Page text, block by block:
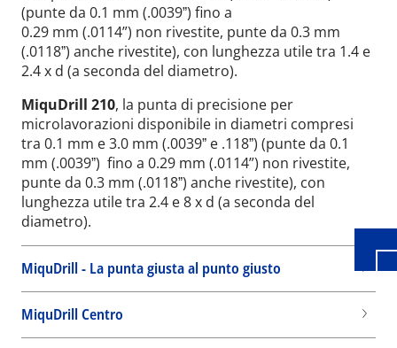
(punte da 0.1 mm (.0039ˮ) fino a
0.29 mm (.0114”) non rivestite, punte da 0.3 mm
(.0118ˮ) anche rivestite), con lunghezza utile tra 1.4 e
2.4 x d (a seconda del diametro).
MiquDrill 210, la punta di precisione per
microlavorazioni disponibile in diametri compresi
tra 0.1 mm e 3.0 mm (.0039ˮ e .118ˮ) (punte da 0.1
mm (.0039ˮ) fino a 0.29 mm (.0114”) non rivestite,
punte da 0.3 mm (.0118ˮ) anche rivestite), con
lunghezza utile tra 2.4 e 8 x d (a seconda del
diametro).
MiquDrill - La punta giusta al punto giusto
MiquDrill Centro